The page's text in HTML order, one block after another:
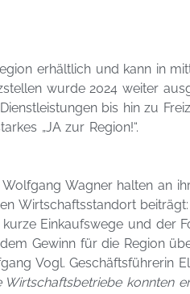
erhältlich und kann in
wurde 2024 weiter
bis hin zu
„JA zur Region!“.
Wagner halten an
Wirtschaftsstandort
Einkaufswege und
Gewinn für die Region
Vogl. Geschäftsführerin
konnten